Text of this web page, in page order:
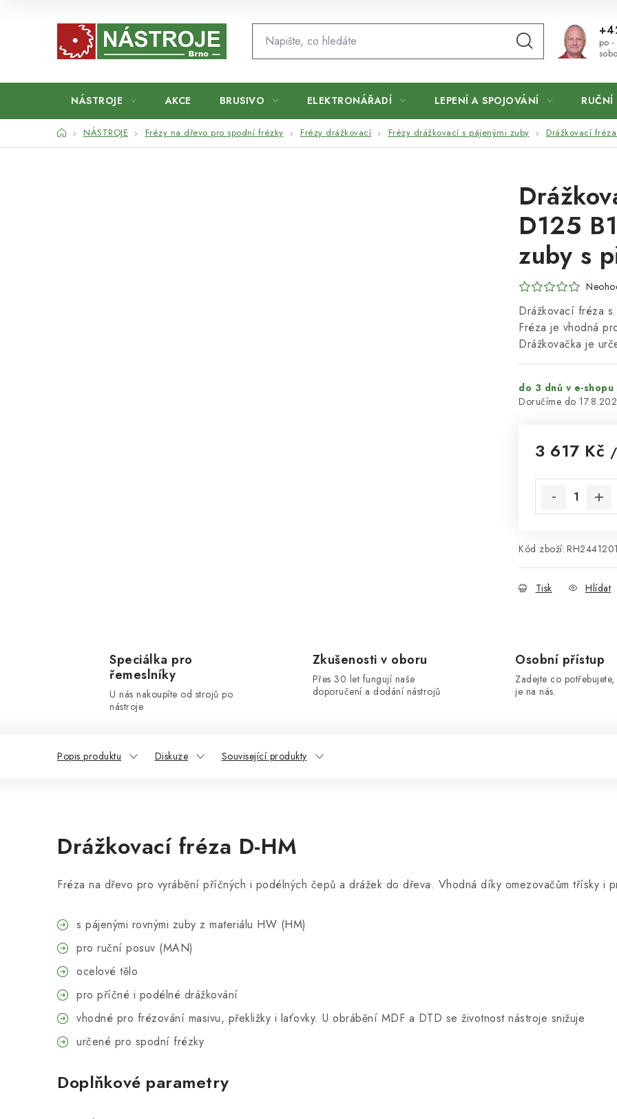
po
NÁSTROJE AKCE BRUSIVO ELEKTRONÁŘADÍ LEPENÍ A SPOJOVÁNÍ RUČNÍ
DomůNÁSTROJE Frézy na dřevo pro spodní frézky Frézy drážkovací Frézy drážkovací s pájenými zuby Drážkovací
D125
zuby s
Drážkovací fréza s
Fréza je vhodná
Drážkovačka je
do 3 dnů v e-shopu
3 617 Kč
Kód zboží:
Tisk Hlídat
Speciálka pro
řemeslníky
U nás nakoupíte od strojů po
nástroje
Zkušenosti v oboru
Přes 30 let fungují naše
doporučení a dodání nástrojů
Osobní přístup
Zadejte co potřebujete,
je na nás.
Popis produktu Diskuze Související produkty
Drážkovací fréza D-HM
Fréza na dřevo pro vyrábění příčných i podélných čepů a drážek do dřeva. Vhodná díky omezovačům třísky i
s pájenými rovnými zuby z materiálu HW (HM)
pro ruční posuv (MAN)
ocelové tělo
pro příčné i podélné drážkování
vhodné pro frézování masivu, překližky i laťovky. U obrábění MDF a DTD se životnost nástroje snižuje
určené pro spodní frézky
Doplňkové parametry